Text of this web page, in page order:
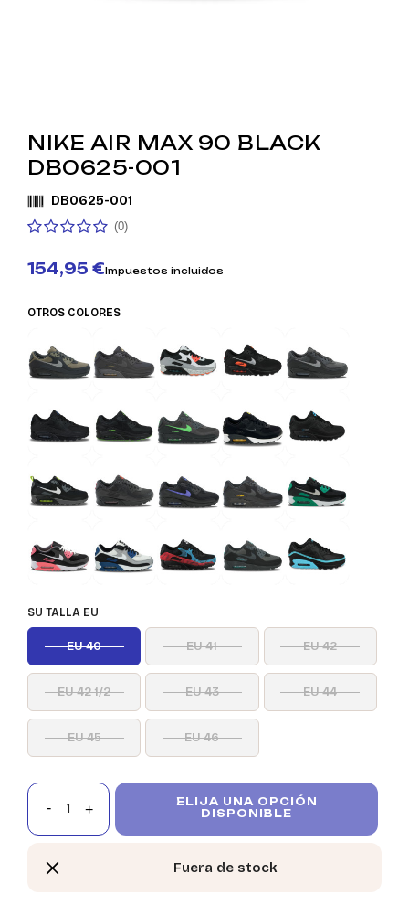
NIKE AIR MAX 90 BLACK
DB0625-001
DB0625-001
(0)
154,95 €Impuestos incluidos
OTROS COLORES
SU TALLA EU
EU 40 EU 41 EU 42
EU 42 1/2 EU 43 EU 44
EU 45 EU 46
ELIJA UNA OPCIÓN
DISPONIBLE
Fuera de stock